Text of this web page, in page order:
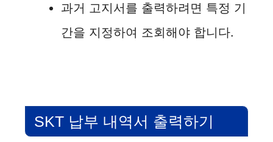
e
과거 고지서를 출력하려면 특정 기
간을 지정하여 조회해야 합니다.
SKT 납부 내역서 출력하기